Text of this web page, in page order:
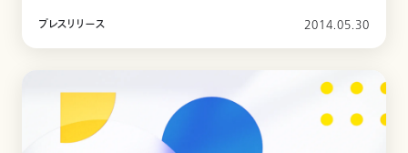
プレスリリース 2014.05.30